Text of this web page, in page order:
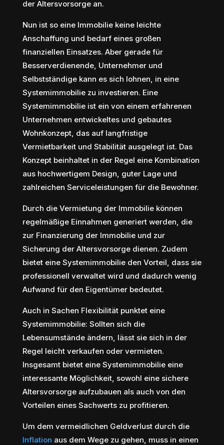
der Altersvorsorge an.
Nun ist so eine Immobilie keine leichte
Anschaffung und bedarf eines großen
finanziellen Einsatzes. Aber gerade für
Besserverdienende, Unternehmer und
Selbstständige kann es sich lohnen, in eine
Systemimmobilie zu investieren. Eine
Systemimmobilie ist ein von einem erfahrenen
Unternehmen entwickeltes und gebautes
Wohnkonzept, das auf langfristige
Vermietbarkeit und Stabilität ausgelegt ist. Das
Konzept beinhaltet in der Regel eine Kombination
aus hochwertigem Design, guter Lage und
zahlreichen Serviceleistungen für die Bewohner.
Durch die Vermietung der Immobilie können
regelmäßige Einnahmen generiert werden, die
zur Finanzierung der Immobilie und zur
Sicherung der Altersvorsorge dienen. Zudem
bietet eine Systemimmobilie den Vorteil, dass sie
professionell verwaltet wird und dadurch wenig
Aufwand für den Eigentümer bedeutet.
Auch in Sachen Flexibilität punktet eine
Systemimmobilie: Sollten sich die
Lebensumstände ändern, lässt sie sich in der
Regel leicht verkaufen oder vermieten.
Insgesamt bietet eine Systemimmobilie eine
interessante Möglichkeit, sowohl eine sichere
Altersvorsorge aufzubauen als auch von den
Vorteilen eines Sachwerts zu profitieren.
Um dem vermeidlichen Geldverlust durch die
Inflation aus dem Wege zu gehen, muss in einen